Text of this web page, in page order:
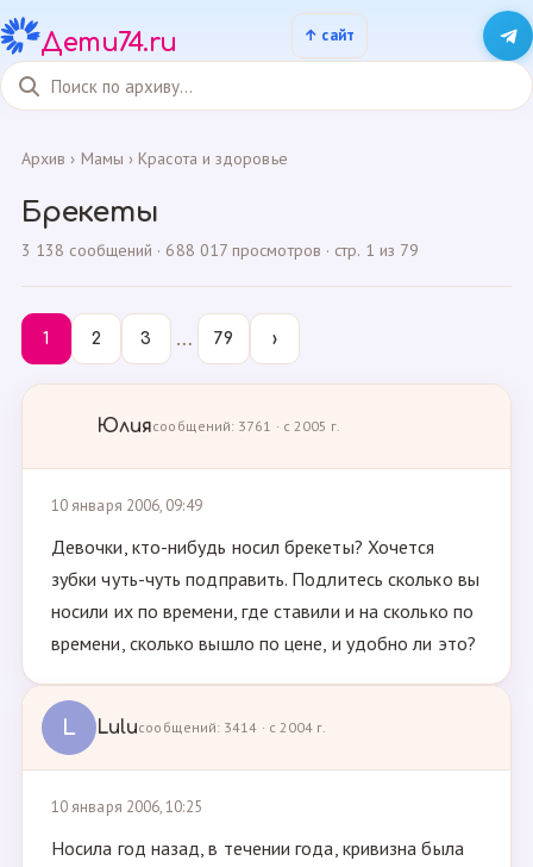
Дети74.ru
Архив › Мамы › Красота и здоровье
Брекеты
3 138 сообщений · 688 017 просмотров · стр. 1 из 79
1 2 3 … 79 ›
Юлиясообщений: 3761 · с 2005 г.
10 января 2006, 09:49
Девочки, кто-нибудь носил брекеты? Хочется
зубки чуть-чуть подправить. Подлитесь сколько вы
носили их по времени, где ставили и на сколько по
времени, сколько вышло по цене, и удобно ли это?
L Luluсообщений: 3414 · с 2004 г.
10 января 2006, 10:25
Носила год назад, в течении года, кривизна была